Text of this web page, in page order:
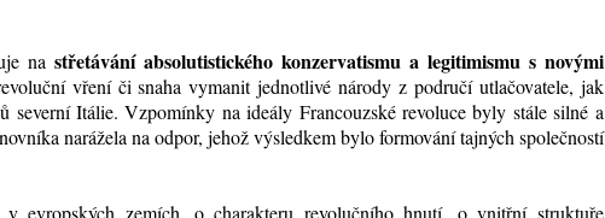
na střetávání absolutistického konzervatismu a legitimismu s novými
vření či snaha vymanit jednotlivé národy z područí utlačovatele, jak
Itálie. Vzpomínky na ideály Francouzské revoluce byly stále silné a
narážela na odpor, jehož výsledkem bylo formování tajných společností